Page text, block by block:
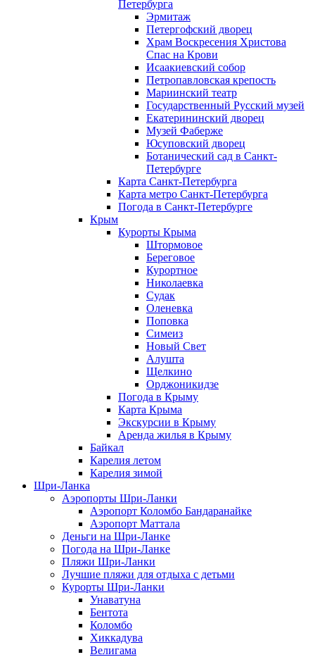
Петербурга
Эрмитаж
Петергофский дворец
Храм Воскресения Христова
Спас на Крови
Исаакиевский собор
Петропавловская крепость
Мариинский театр
Государственный Русский музей
Екатерининский дворец
Музей Фаберже
Юсуповский дворец
Ботанический сад в Санкт-
Петербурге
Карта Санкт-Петербурга
Карта метро Санкт-Петербурга
Погода в Санкт-Петербурге
Крым
Курорты Крыма
Штормовое
Береговое
Курортное
Николаевка
Судак
Оленевка
Поповка
Симеиз
Новый Свет
Алушта
Щелкино
Орджоникидзе
Погода в Крыму
Карта Крыма
Экскурсии в Крыму
Аренда жилья в Крыму
Байкал
Карелия летом
Карелия зимой
Шри-Ланка
Аэропорты Шри-Ланки
Аэропорт Коломбо Бандаранайке
Аэропорт Маттала
Деньги на Шри-Ланке
Погода на Шри-Ланке
Пляжи Шри-Ланки
Лучшие пляжи для отдыха с детьми
Курорты Шри-Ланки
Унаватуна
Бентота
Коломбо
Хиккадува
Велигама